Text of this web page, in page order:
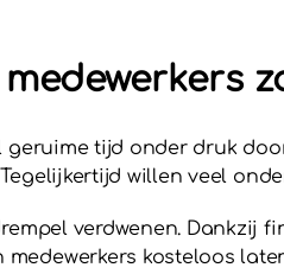
geruime tijd onder druk
willen veel
verdwenen. Dankzij
kosteloos